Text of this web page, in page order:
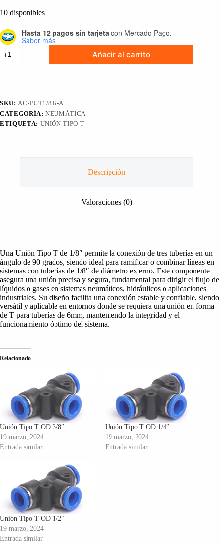
10 disponibles
Hasta 12 pagos sin tarjeta con Mercado Pago.
Saber más
Unión
Tipo
T
Añadir al carrito
SKU: AC-PUT1/8B-A
CATEGORÍA:NEUMÁTICA
ETIQUETA: UNIÓN TIPO T
Descripción
Valoraciones (0)
Una Unión Tipo T de 1/8″ permite la conexión de tres tuberías en un
ángulo de 90 grados, siendo ideal para ramificar o combinar líneas en
sistemas con tuberías de 1/8″ de diámetro externo. Este componente
asegura una unión precisa y segura, fundamental para dirigir el flujo de
líquidos o gases en sistemas neumáticos, hidráulicos o aplicaciones
industriales. Su diseño facilita una conexión estable y confiable, siendo
versátil y aplicable en entornos donde se requiera una unión en forma
de T para tuberías de 6mm, manteniendo la integridad y el
funcionamiento óptimo del sistema.
Relacionado
Unión Tipo T OD 3/8″
19 marzo, 2024
Entrada similar
Unión Tipo T OD 1/4″
19 marzo, 2024
Entrada similar
Unión Tipo T OD 1/2″
19 marzo, 2024
Entrada similar